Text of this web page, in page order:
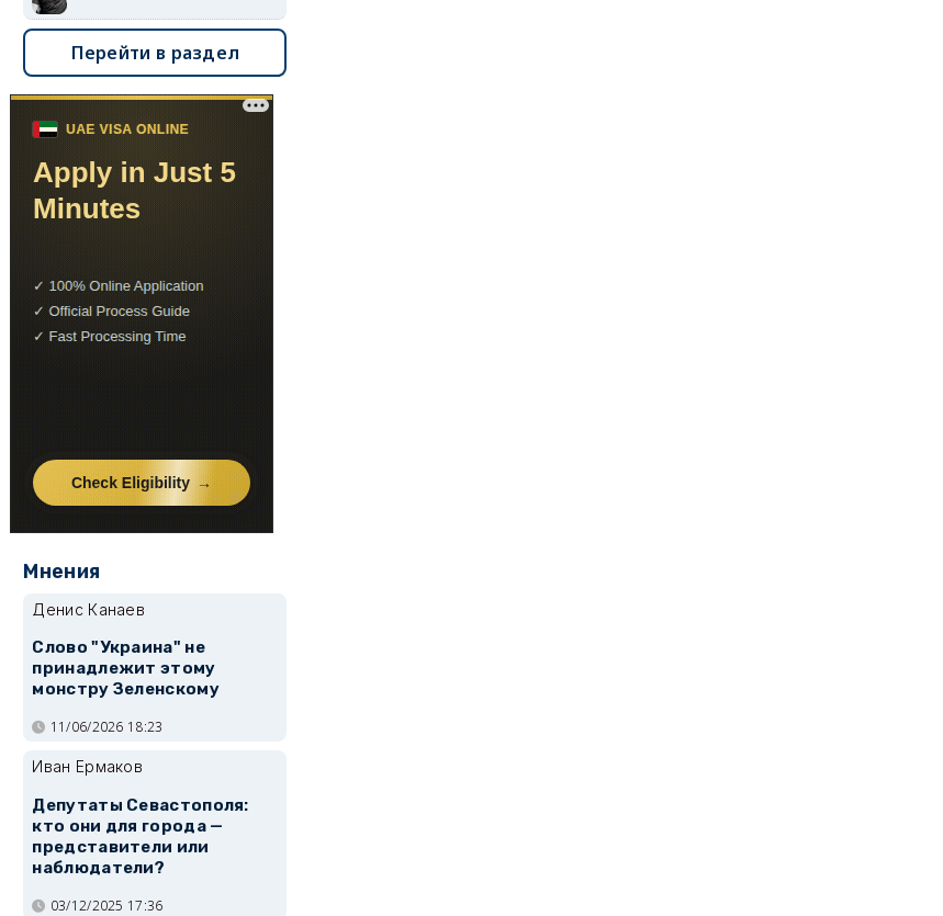
Перейти в раздел
Мнения
Денис Канаев
Слово "Украина" не
принадлежит этому
монстру Зеленскому
11/06/2026 18:23
Иван Ермаков
Депутаты Севастополя:
кто они для города —
представители или
наблюдатели?
03/12/2025 17:36